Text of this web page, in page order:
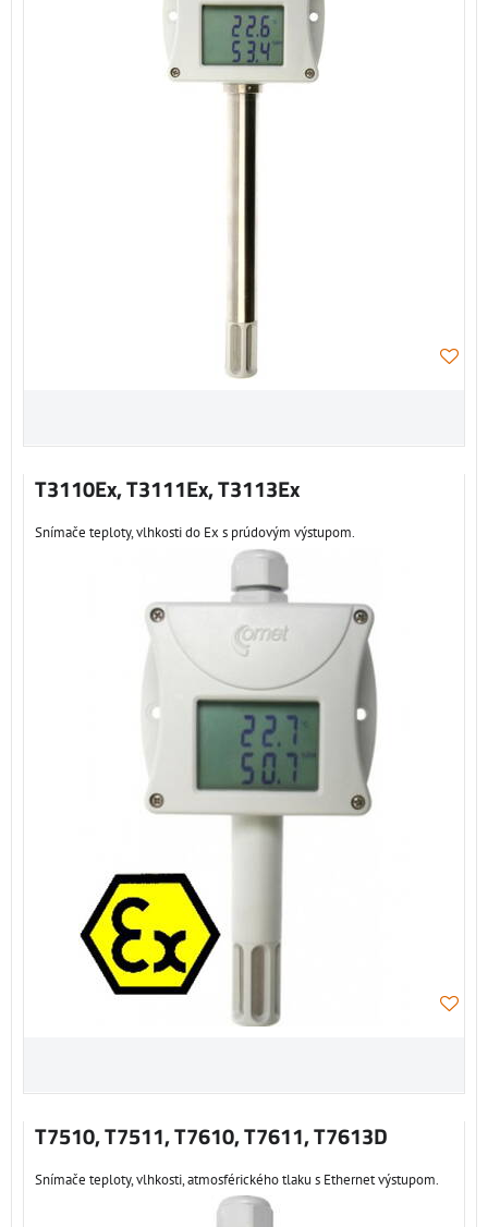
T3110Ex, T3111Ex, T3113Ex
Snímače teploty, vlhkosti do Ex s prúdovým výstupom.
T7510, T7511, T7610, T7611, T7613D
Snímače teploty, vlhkosti, atmosférického tlaku s Ethernet výstupom.